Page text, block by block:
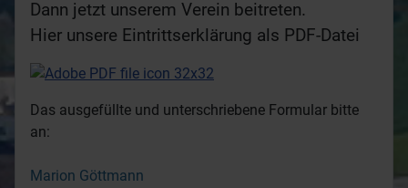
Dann jetzt unserem Verein beitreten.
Hier unsere Eintrittserklärung als PDF-Datei
Das ausgefüllte und unterschriebene Formular bitte
an:
Marion Göttmann